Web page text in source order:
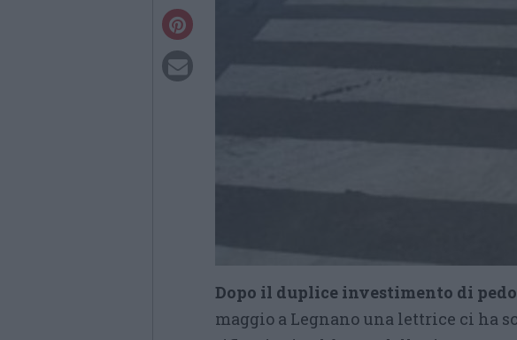
Dopo il duplice investimento di
maggio a Legnano una lettrice ci ha